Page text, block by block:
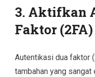
3. Aktifkan
Faktor (2FA)
Autentikasi dua faktor
tambahan yang